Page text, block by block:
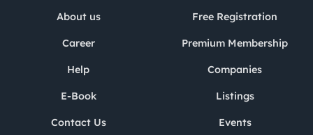
About us
Career
Help
E-Book
Contact Us
Free Registration
Premium Membership
Companies
Listings
Events